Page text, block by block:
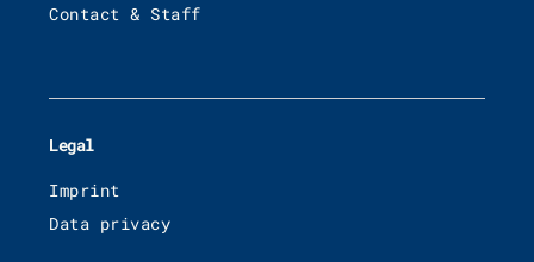
Contact & Staff
Legal
Imprint
Data privacy